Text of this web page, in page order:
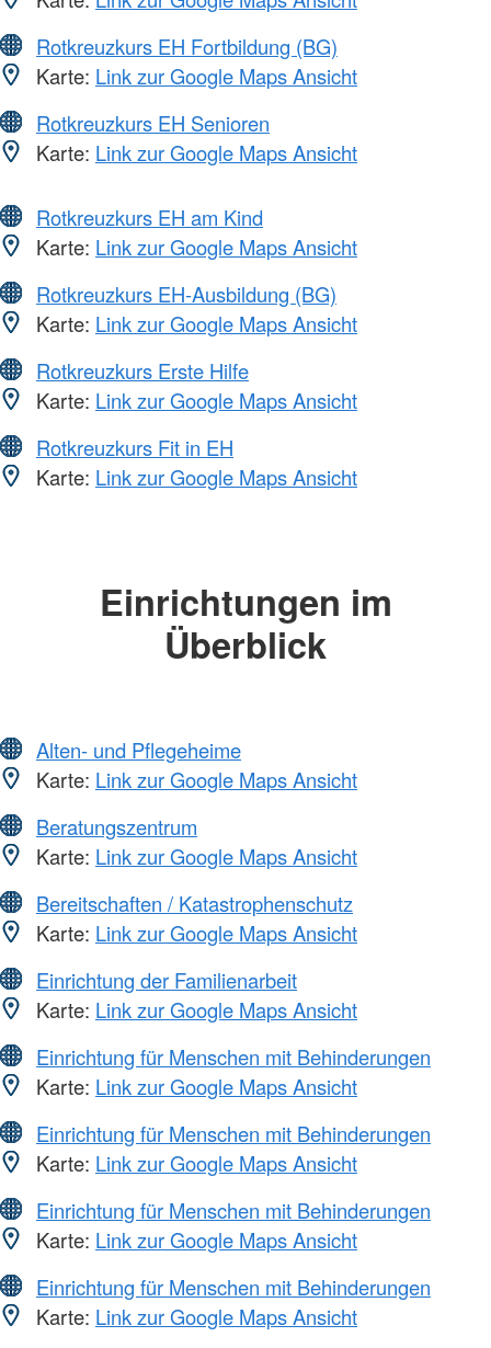
Rotkreuzkurs EH Fortbildung (BG)
Karte: Link zur Google Maps Ansicht
Rotkreuzkurs EH Senioren
Karte: Link zur Google Maps Ansicht
Rotkreuzkurs EH am Kind
Karte: Link zur Google Maps Ansicht
Rotkreuzkurs EH-Ausbildung (BG)
Karte: Link zur Google Maps Ansicht
Rotkreuzkurs Erste Hilfe
Karte: Link zur Google Maps Ansicht
Rotkreuzkurs Fit in EH
Karte: Link zur Google Maps Ansicht
Einrichtungen im
Überblick
Alten- und Pflegeheime
Karte: Link zur Google Maps Ansicht
Beratungszentrum
Karte: Link zur Google Maps Ansicht
Bereitschaften / Katastrophenschutz
Karte: Link zur Google Maps Ansicht
Einrichtung der Familienarbeit
Karte: Link zur Google Maps Ansicht
Einrichtung für Menschen mit Behinderungen
Karte: Link zur Google Maps Ansicht
Einrichtung für Menschen mit Behinderungen
Karte: Link zur Google Maps Ansicht
Einrichtung für Menschen mit Behinderungen
Karte: Link zur Google Maps Ansicht
Einrichtung für Menschen mit Behinderungen
Karte: Link zur Google Maps Ansicht